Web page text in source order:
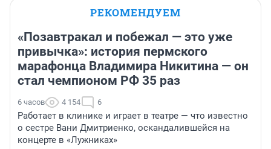
РЕКОМЕНДУЕМ
«Позавтракал и побежал — это уже
привычка»: история пермского
марафонца Владимира Никитина — он
стал чемпионом РФ 35 раз
6 часов 4 154 6
Работает в клинике и играет в театре — что известно
о сестре Вани Дмитриенко, оскандалившейся на
концерте в «Лужниках»